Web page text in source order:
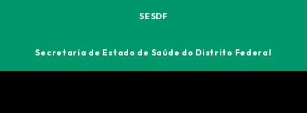
SESDF
Secretaria de Estado de Saúde do Distrito Federal